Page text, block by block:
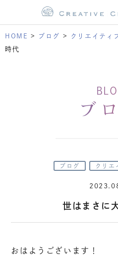
HOME > ブログ > クリエイティ
時代
ブ
ブログ クリエ
世はまさに
おはようございます！